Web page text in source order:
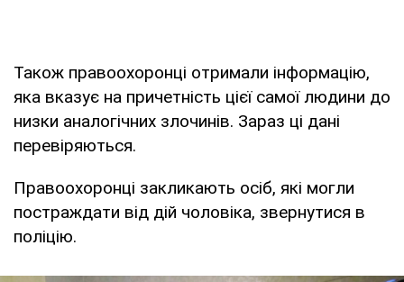
Також правоохоронці отримали інформацію,
яка вказує на причетність цієї самої людини до
низки аналогічних злочинів. Зараз ці дані
перевіряються.
Правоохоронці закликають осіб, які могли
постраждати від дій чоловіка, звернутися в
поліцію.